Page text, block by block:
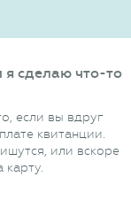
я сделаю что-то
если вы вдруг
квитанции.
или вскоре
карту.